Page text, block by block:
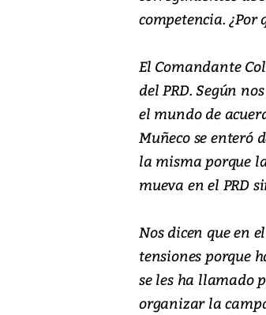
competencia. ¿Por
El Comandante
del PRD. Según
el mundo de
Muñeco se enteró
la misma porque
mueva en el PRD
Nos dicen que en
tensiones porque
se les ha llamado
organizar la